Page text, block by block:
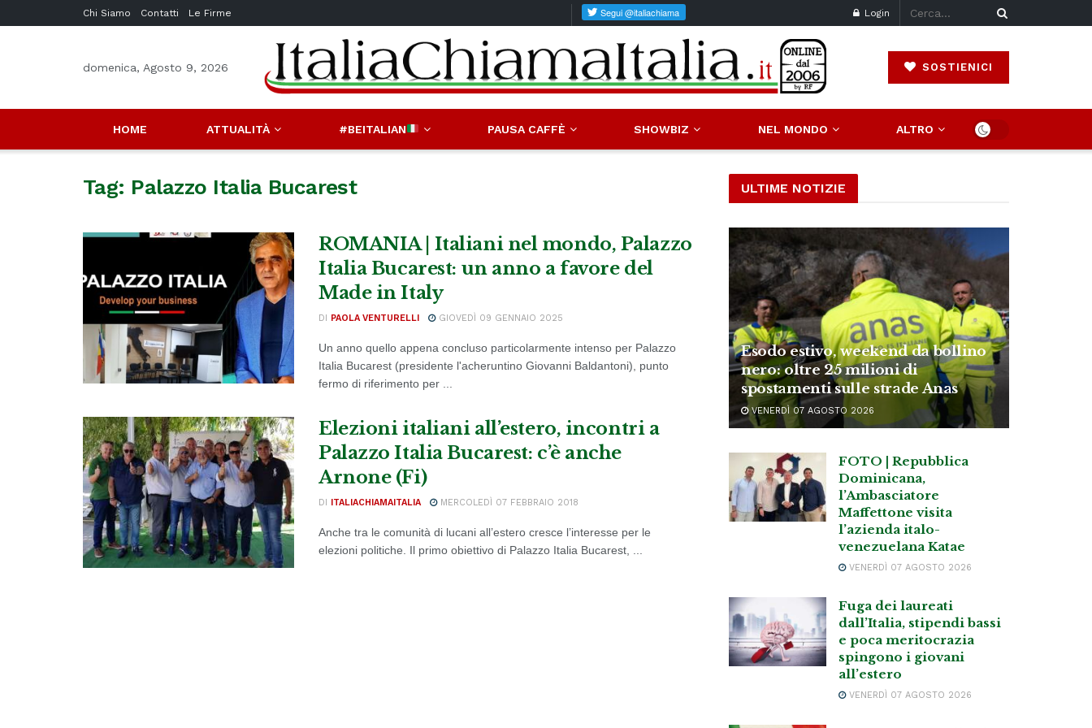
Chi Siamo Contatti Le Firme Login
domenica, Agosto 9, 2026 SOSTIENICI
HOME ATTUALITÀ #BEITALIAN PAUSA CAFFÈ SHOWBIZ NEL MONDO ALTRO
Tag: Palazzo Italia Bucarest
ROMANIA | Italiani nel mondo, Palazzo
Italia Bucarest: un anno a favore del
Made in Italy
DI PAOLA VENTURELLI GIOVEDÌ 09 GENNAIO 2025
Un anno quello appena concluso particolarmente intenso per Palazzo
Italia Bucarest (presidente l'acheruntino Giovanni Baldantoni), punto
fermo di riferimento per ...
Elezioni italiani all’estero, incontri a
Palazzo Italia Bucarest: c’è anche
Arnone (Fi)
DI ITALIACHIAMAITALIA MERCOLEDÌ 07 FEBBRAIO 2018
Anche tra le comunità di lucani all’estero cresce l’interesse per le
elezioni politiche. Il primo obiettivo di Palazzo Italia Bucarest, ...
ULTIME NOTIZIE
Esodo estivo, weekend da bollino
nero: oltre 25 milioni di
spostamenti sulle strade Anas
VENERDÌ 07 AGOSTO 2026
FOTO | Repubblica
Dominicana,
l’Ambasciatore
Maffettone visita
l’azienda italo-
venezuelana Katae
VENERDÌ 07 AGOSTO 2026
Fuga dei laureati
dall’Italia, stipendi bassi
e poca meritocrazia
spingono i giovani
all’estero
VENERDÌ 07 AGOSTO 2026